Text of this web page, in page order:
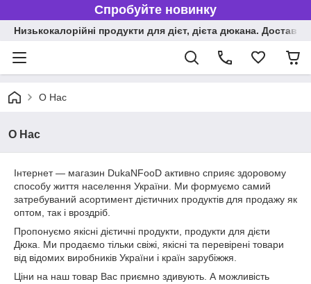
Спробуйте новинку
Низькокалорійні продукти для дієт, дієта дюкана. Доставка
О Нас
О Нас
Інтернет ― магазин DukaNFooD активно сприяє здоровому
способу життя населення України. Ми формуємо самий
затребуваний асортимент дієтичних продуктів для продажу як
оптом, так і вроздріб.
Пропонуємо якісні дієтичні продукти, продукти для дієти
Дюка. Ми продаємо тільки свіжі, якісні та перевірені товари
від відомих виробників України і країн зарубіжжя.
Ціни на наш товар Вас приємно здивують. А можливість